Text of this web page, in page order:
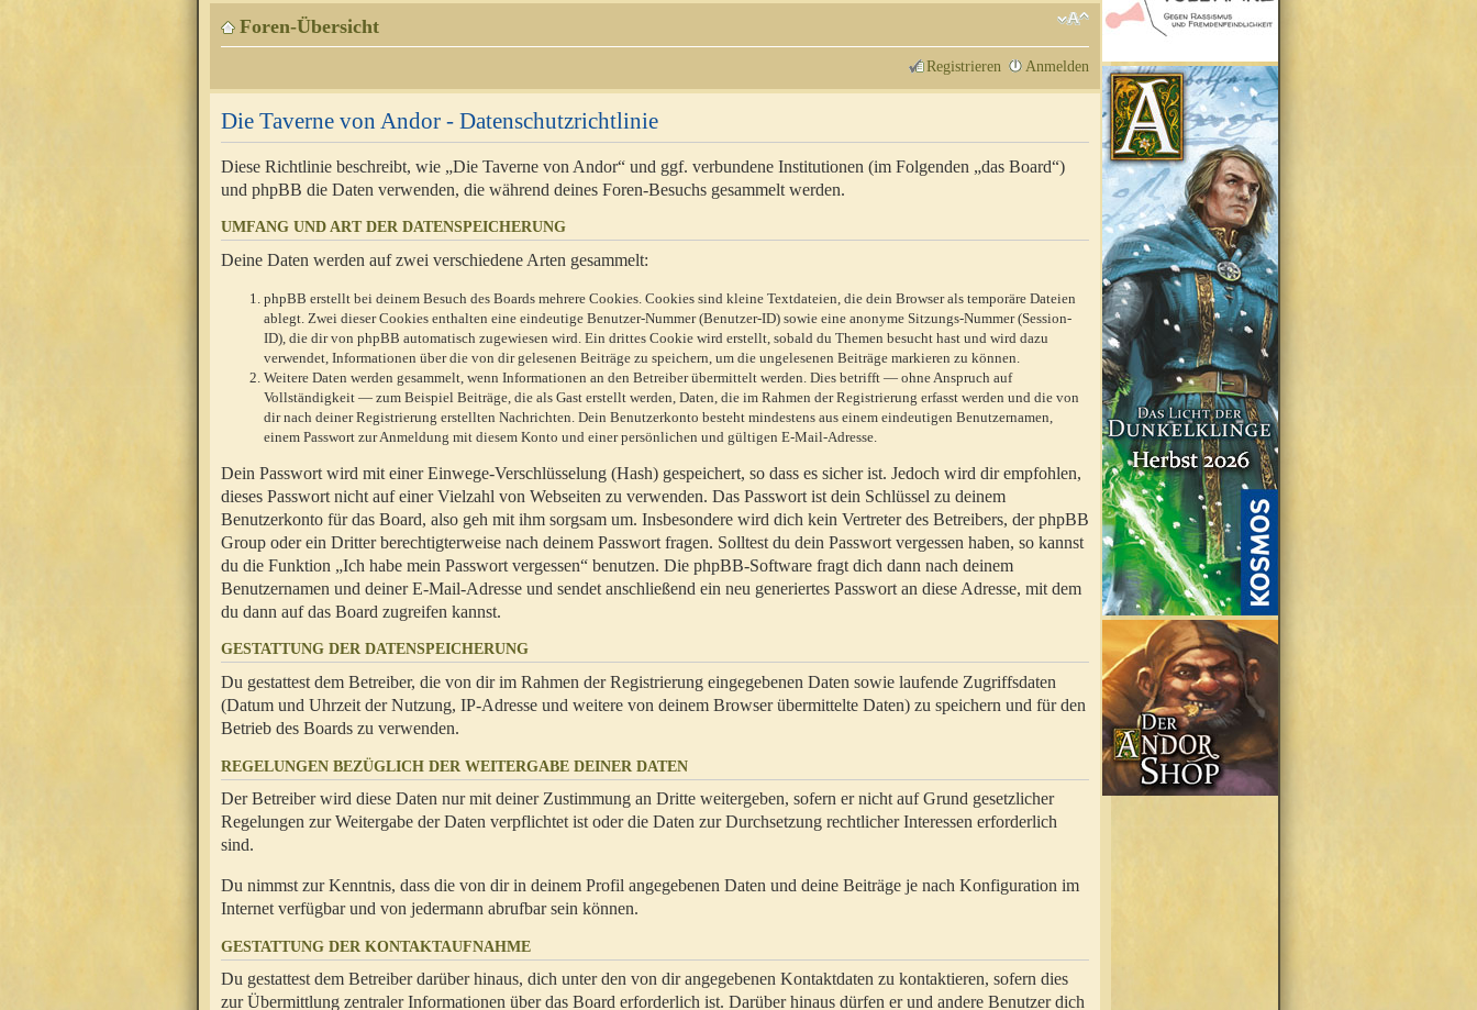
Foren-Übersicht
Registrieren Anmelden
Die Taverne von Andor - Datenschutzrichtlinie
Diese Richtlinie beschreibt, wie „Die Taverne von Andor“ und ggf. verbundene Institutionen (im Folgenden „das Board“)
und phpBB die Daten verwenden, die während deines Foren-Besuchs gesammelt werden.
UMFANG UND ART DER DATENSPEICHERUNG
Deine Daten werden auf zwei verschiedene Arten gesammelt:
phpBB erstellt bei deinem Besuch des Boards mehrere Cookies. Cookies sind kleine Textdateien, die dein Browser als temporäre Dateien
ablegt. Zwei dieser Cookies enthalten eine eindeutige Benutzer-Nummer (Benutzer-ID) sowie eine anonyme Sitzungs-Nummer (Session-
ID), die dir von phpBB automatisch zugewiesen wird. Ein drittes Cookie wird erstellt, sobald du Themen besucht hast und wird dazu
verwendet, Informationen über die von dir gelesenen Beiträge zu speichern, um die ungelesenen Beiträge markieren zu können.
Weitere Daten werden gesammelt, wenn Informationen an den Betreiber übermittelt werden. Dies betrifft — ohne Anspruch auf
Vollständigkeit — zum Beispiel Beiträge, die als Gast erstellt werden, Daten, die im Rahmen der Registrierung erfasst werden und die von
dir nach deiner Registrierung erstellten Nachrichten. Dein Benutzerkonto besteht mindestens aus einem eindeutigen Benutzernamen,
einem Passwort zur Anmeldung mit diesem Konto und einer persönlichen und gültigen E-Mail-Adresse.
Dein Passwort wird mit einer Einwege-Verschlüsselung (Hash) gespeichert, so dass es sicher ist. Jedoch wird dir empfohlen,
dieses Passwort nicht auf einer Vielzahl von Webseiten zu verwenden. Das Passwort ist dein Schlüssel zu deinem
Benutzerkonto für das Board, also geh mit ihm sorgsam um. Insbesondere wird dich kein Vertreter des Betreibers, der phpBB
Group oder ein Dritter berechtigterweise nach deinem Passwort fragen. Solltest du dein Passwort vergessen haben, so kannst
du die Funktion „Ich habe mein Passwort vergessen“ benutzen. Die phpBB-Software fragt dich dann nach deinem
Benutzernamen und deiner E-Mail-Adresse und sendet anschließend ein neu generiertes Passwort an diese Adresse, mit dem
du dann auf das Board zugreifen kannst.
GESTATTUNG DER DATENSPEICHERUNG
Du gestattest dem Betreiber, die von dir im Rahmen der Registrierung eingegebenen Daten sowie laufende Zugriffsdaten
(Datum und Uhrzeit der Nutzung, IP-Adresse und weitere von deinem Browser übermittelte Daten) zu speichern und für den
Betrieb des Boards zu verwenden.
REGELUNGEN BEZÜGLICH DER WEITERGABE DEINER DATEN
Der Betreiber wird diese Daten nur mit deiner Zustimmung an Dritte weitergeben, sofern er nicht auf Grund gesetzlicher
Regelungen zur Weitergabe der Daten verpflichtet ist oder die Daten zur Durchsetzung rechtlicher Interessen erforderlich
sind.
Du nimmst zur Kenntnis, dass die von dir in deinem Profil angegebenen Daten und deine Beiträge je nach Konfiguration im
Internet verfügbar und von jedermann abrufbar sein können.
GESTATTUNG DER KONTAKTAUFNAHME
Du gestattest dem Betreiber darüber hinaus, dich unter den von dir angegebenen Kontaktdaten zu kontaktieren, sofern dies
zur Übermittlung zentraler Informationen über das Board erforderlich ist. Darüber hinaus dürfen er und andere Benutzer dich